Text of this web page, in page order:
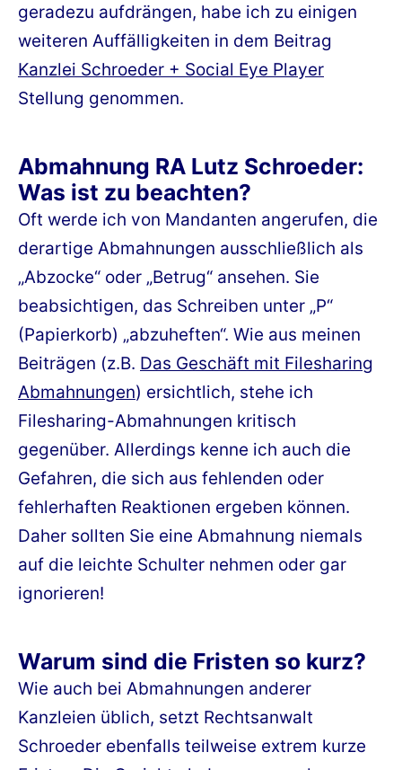
geradezu aufdrängen, habe ich zu einigen
weiteren Auffälligkeiten in dem Beitrag
Kanzlei Schroeder + Social Eye Player
Stellung genommen.
Abmahnung RA Lutz Schroeder:
Was ist zu beachten?
Oft werde ich von Mandanten angerufen, die
derartige Abmahnungen ausschließlich als
„Abzocke“ oder „Betrug“ ansehen. Sie
beabsichtigen, das Schreiben unter „P“
(Papierkorb) „abzuheften“. Wie aus meinen
Beiträgen (z.B. Das Geschäft mit Filesharing
Abmahnungen) ersichtlich, stehe ich
Filesharing-Abmahnungen kritisch
gegenüber. Allerdings kenne ich auch die
Gefahren, die sich aus fehlenden oder
fehlerhaften Reaktionen ergeben können.
Daher sollten Sie eine Abmahnung niemals
auf die leichte Schulter nehmen oder gar
ignorieren!
Warum sind die Fristen so kurz?
Wie auch bei Abmahnungen anderer
Kanzleien üblich, setzt Rechtsanwalt
Schroeder ebenfalls teilweise extrem kurze